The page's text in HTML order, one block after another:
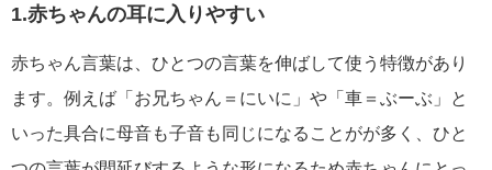
1.赤ちゃんの耳に入りやすい
赤ちゃん言葉は、ひとつの言葉を伸ばして使う特徴があり
ます。例えば「お兄ちゃん＝にいに」や「車＝ぶーぶ」と
いった具合に母音も子音も同じになることがが多く、ひと